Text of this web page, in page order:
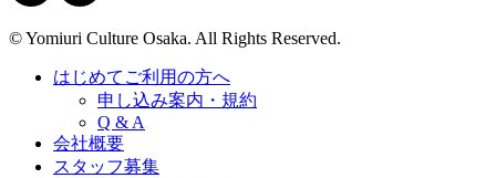
© Yomiuri Culture Osaka. All Rights Reserved.
はじめてご利用の方へ
申し込み案内・規約
Q & A
会社概要
スタッフ募集